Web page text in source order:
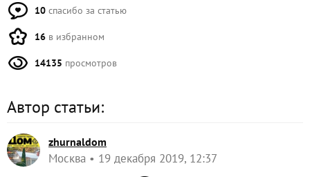
10 спасибо за статью
16 в избранном
14135 просмотров
Автор статьи:
zhurnaldom
Москва 19 декабря 2019, 12:37